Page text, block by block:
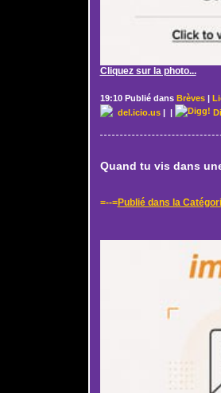
Cliquez sur la photo...
19:10 Publié dans Brèves|
del.icio.us| |
Quand tu vis dans
=--=Publié dans la